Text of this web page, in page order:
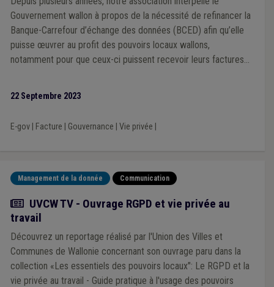
Gouvernement wallon à propos de la nécessité de refinancer la
Banque-Carrefour d’échange des données (BCED) afin qu’elle
puisse œuvrer au profit des pouvoirs locaux wallons,
notamment pour que ceux-ci puissent recevoir leurs factures
bientôt pleinement opérationnelle pour ses membres.
22 Septembre 2023
E-gov| Facture Gouvernance Vie privée
Management de la donnée Communication
Actualité
UVCW TV - Ouvrage RGPD et vie privée au
travail
Découvrez un reportage réalisé par l'Union des Villes et
Communes de Wallonie concernant son ouvrage paru dans la
collection «Les essentiels des pouvoirs locaux": Le RGPD et la
vie privée au travail - Guide pratique à l'usage des pouvoirs